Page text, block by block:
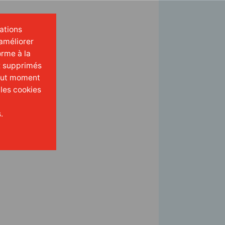
à la
supprimés
moment
cookies